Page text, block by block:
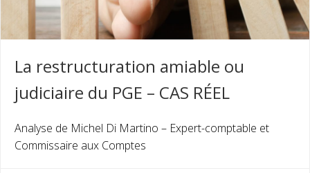
La restructuration amiable ou
judiciaire du PGE – CAS RÉEL
Analyse de Michel Di Martino – Expert-comptable et
Commissaire aux Comptes